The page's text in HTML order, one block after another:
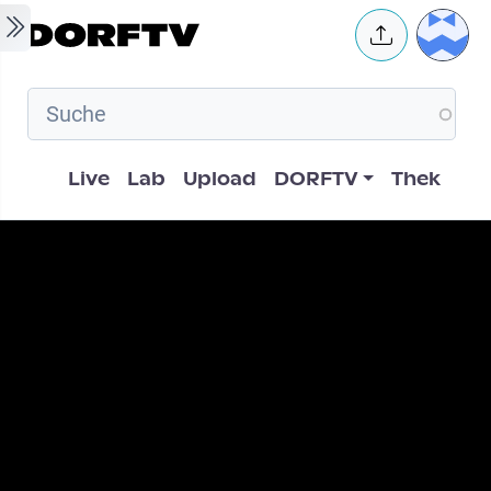
Skip to main content User
Hauptnavigation
Live Lab Upload DORFTV Thek